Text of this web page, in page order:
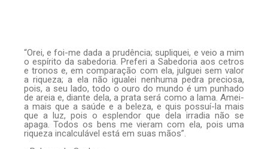
“Orei, e foi-me dada a prudência; supliquei, e veio a mim
o espírito da sabedoria. Preferi a Sabedoria aos cetros
e tronos e, em comparação com ela, julguei sem valor
a riqueza; a ela não igualei nenhuma pedra preciosa,
pois, a seu lado, todo o ouro do mundo é um punhado
de areia e, diante dela, a prata será como a lama. Amei-
a mais que a saúde e a beleza, e quis possuí-la mais
que a luz, pois o esplendor que dela irradia não se
apaga. Todos os bens me vieram com ela, pois uma
riqueza incalculável está em suas mãos”.